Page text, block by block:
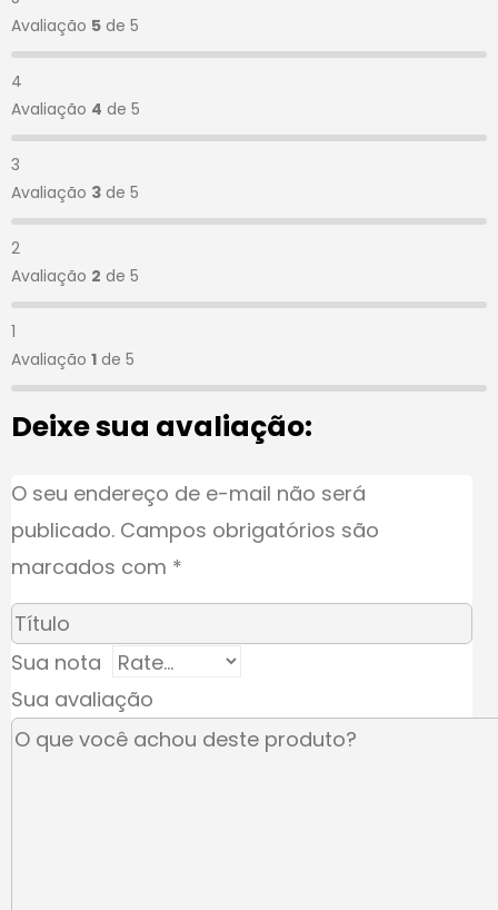
Avaliação 5 de 5
4
Avaliação 4 de 5
3
Avaliação 3 de 5
2
Avaliação 2 de 5
1
Avaliação 1 de 5
Deixe sua avaliação:
O seu endereço de e-mail não será
publicado. Campos obrigatórios são
marcados com *
Sua nota
Sua avaliação